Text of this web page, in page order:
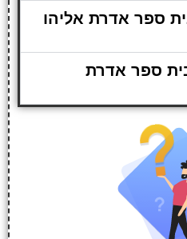
ספר אדרת אליהו
ספר אדרת